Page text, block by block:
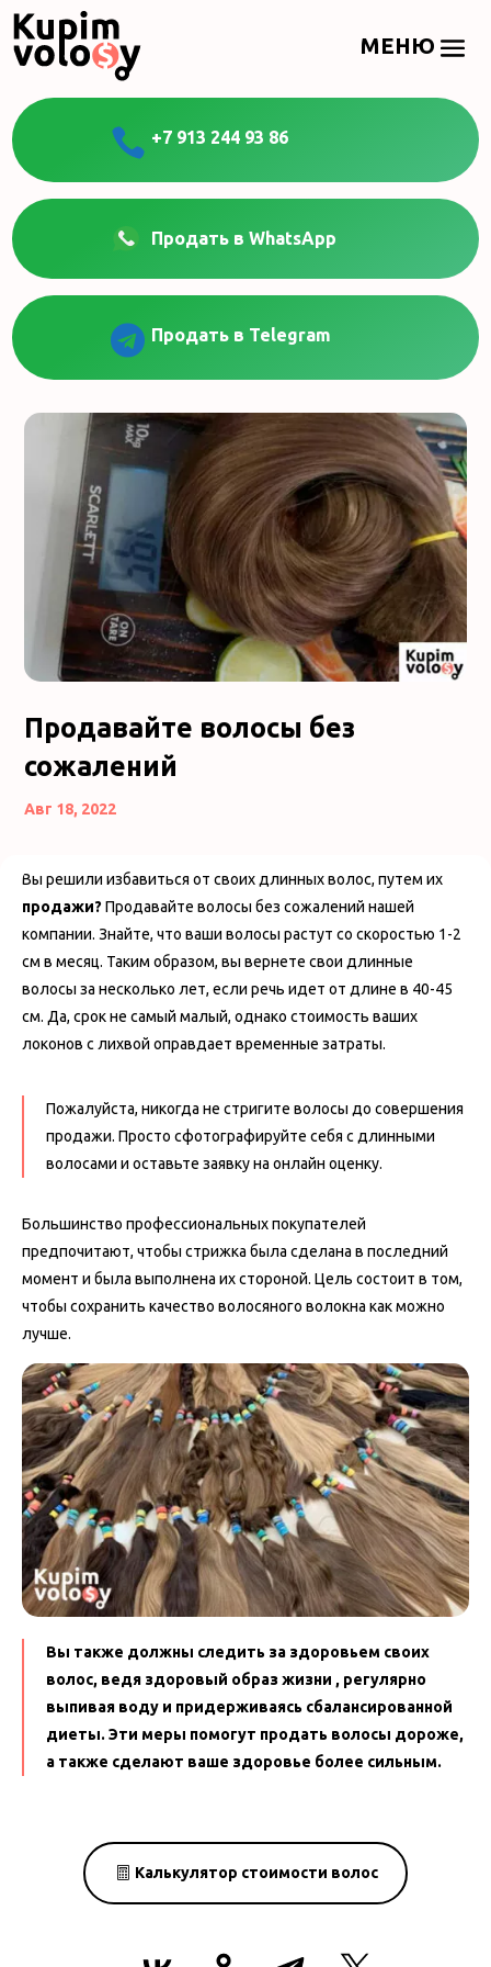
 +7 913 244 93 86
Продать в WhatsApp
 Продать в Telegram
Продавайте волосы без
сожалений
Авг 18, 2022
Вы решили избавиться от своих длинных волос, путем их
продажи? Продавайте волосы без сожалений нашей
компании. Знайте, что ваши волосы растут со скоростью 1-2
см в месяц. Таким образом, вы вернете свои длинные
волосы за несколько лет, если речь идет от длине в 40-45
см. Да, срок не самый малый, однако стоимость ваших
локонов с лихвой оправдает временные затраты.
Пожалуйста, никогда не стригите волосы до совершения
продажи. Просто сфотографируйте себя с длинными
волосами и оставьте заявку на онлайн оценку.
Большинство профессиональных покупателей
предпочитают, чтобы стрижка была сделана в последний
момент и была выполнена их стороной. Цель состоит в том,
чтобы сохранить качество волосяного волокна как можно
лучше.
Вы также должны следить за здоровьем своих
волос, ведя здоровый образ жизни , регулярно
выпивая воду и придерживаясь сбалансированной
диеты. Эти меры помогут продать волосы дороже,
а также сделают ваше здоровье более сильным.
Калькулятор стоимости волос